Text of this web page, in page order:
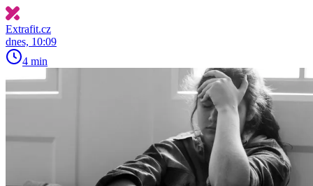
Extrafit.cz
dnes, 10:09
4 min